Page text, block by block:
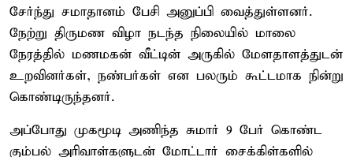
சேர்ந்து சமாதானம் பேசி அனுப்பி வைத்துள்ளனர்.
நேற்று திருமண விழா நடந்த நிலையில் மாலை
நேரத்தில் மணமகன் வீட்டின் அருகில் மேளதாளத்துடன்
உறவினர்கள், நண்பர்கள் என பலரும் கூட்டமாக நின்று
கொண்டிருந்தனர்.
அப்போது முகமூடி அணிந்த சுமார் 9 பேர் கொண்ட
கும்பல் அரிவாள்களுடன் மோட்டார் சைக்கிள்களில்